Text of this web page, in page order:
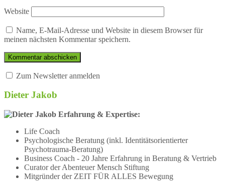
Website
Name, E-Mail-Adresse und Website in diesem Browser für
meinen nächsten Kommentar speichern.
Zum Newsletter anmelden
Dieter Jakob
Erfahrung & Expertise:
Life Coach
Psychologische Beratung (inkl. Identitätsorientierter
Psychotrauma-Beratung)
Business Coach - 20 Jahre Erfahrung in Beratung & Vertrieb
Curator der Abenteuer Mensch Stiftung
Mitgründer der ZEIT FÜR ALLES Bewegung